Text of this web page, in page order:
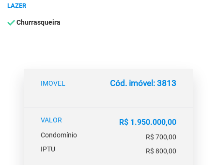
LAZER
Churrasqueira
IMOVEL Cód. imóvel: 3813
VALOR R$ 1.950.000,00
Condomínio
R$ 700,00
IPTU
R$ 800,00